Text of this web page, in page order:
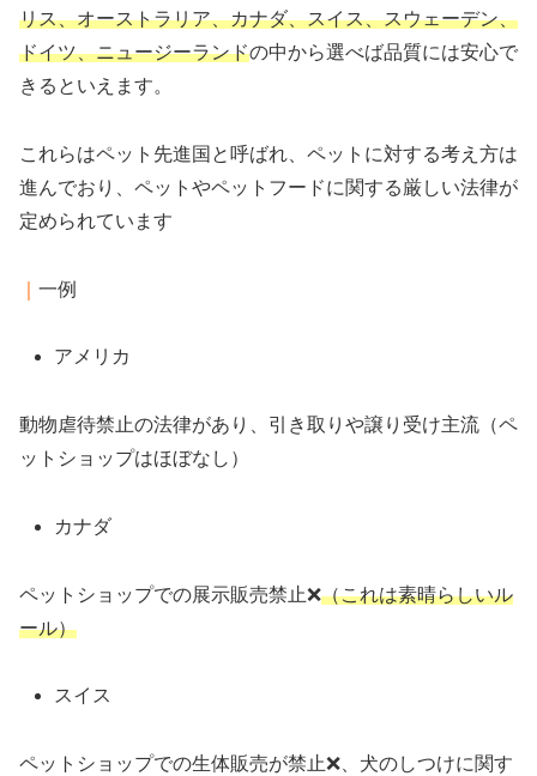
リス、オーストラリア、カナダ、スイス、スウェーデン、
ドイツ、ニュージーランドの中から選べば品質には安心で
きるといえます。
これらはペット先進国と呼ばれ、ペットに対する考え方は
進んでおり、ペットやペットフードに関する厳しい法律が
定められています
一例
アメリカ
動物虐待禁止の法律があり、引き取りや譲り受け主流（ペ
ットショップはほぼなし）
カナダ
ペットショップでの展示販売禁止❌（これは素晴らしいル
ール）
スイス
ペットショップでの生体販売が禁止❌、犬のしつけに関す